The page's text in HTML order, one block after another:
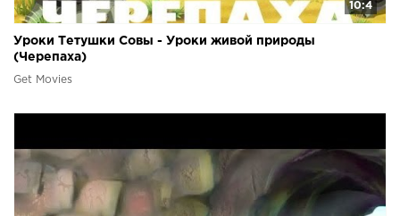
10:4
Уроки Тетушки Совы - Уроки живой природы
(Черепаха)
Get Movies